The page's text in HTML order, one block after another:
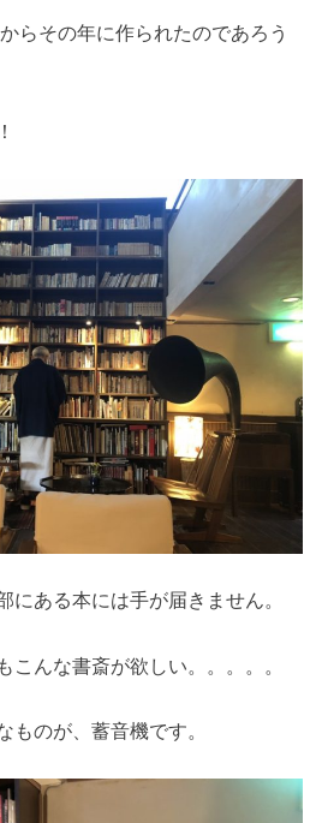
らその年に作られたのであろう
にある本には手が届きません。
こんな書斎が欲しい。。。。。
ものが、蓄音機です。